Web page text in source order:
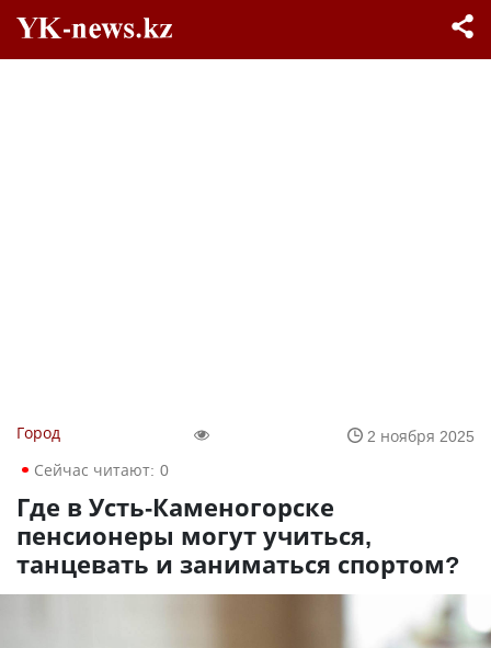
Город
2 ноября 2025
Сейчас читают: 0
Где в Усть-Каменогорске
пенсионеры могут учиться,
танцевать и заниматься спортом?